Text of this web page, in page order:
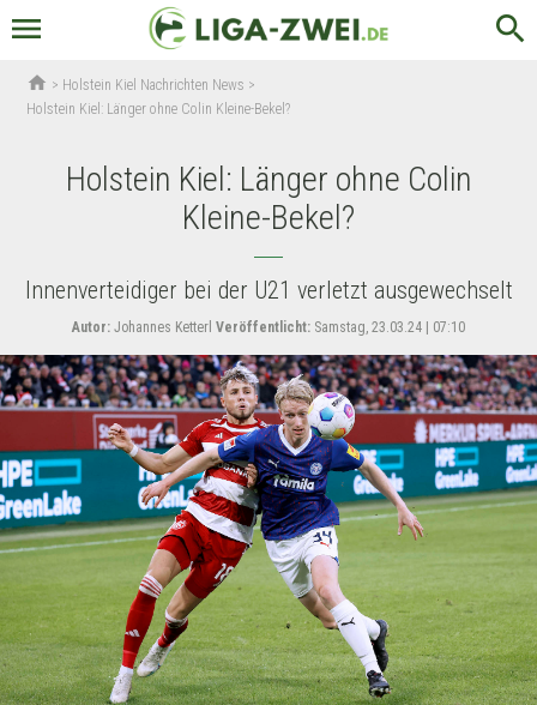
menu search
home > Holstein Kiel Nachrichten News >
Holstein Kiel: Länger ohne Colin Kleine-Bekel?
Holstein Kiel: Länger ohne Colin
Kleine-Bekel?
Innenverteidiger bei der U21 verletzt ausgewechselt
Autor: Johannes Ketterl Veröffentlicht: Samstag, 23.03.24 | 07:10